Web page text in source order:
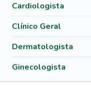
Cardiologista
Clínico Geral
Dermatologista
Ginecologista